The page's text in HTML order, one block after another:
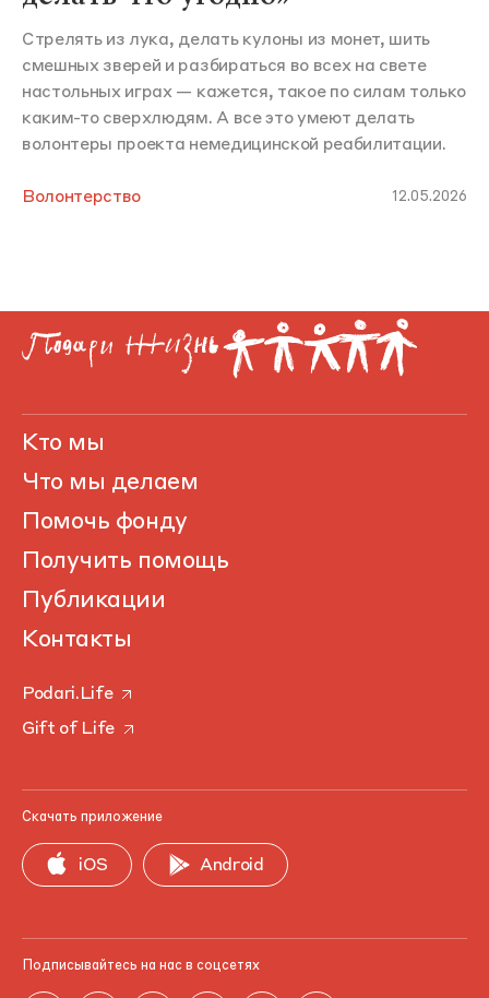
Стрелять из лука, делать кулоны из монет, шить
смешных зверей и разбираться во всех на свете
настольных играх — кажется, такое по силам только
каким-то сверхлюдям. А все это умеют делать
волонтеры проекта немедицинской реабилитации.
Волонтерство 12.05.2026
Кто мы
Что мы делаем
Помочь фонду
Получить помощь
Публикации
Контакты
Podari.Life
Gift of Life
Скачать приложение
iOS Android
Подписывайтесь на нас в соцсетях